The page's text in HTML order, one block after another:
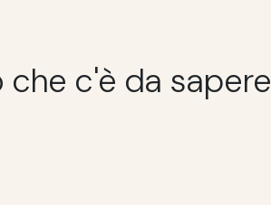
che c'è da sapere